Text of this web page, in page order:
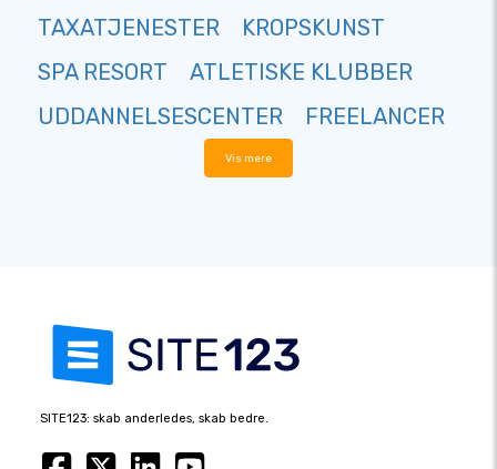
TAXATJENESTER
KROPSKUNST
SPA RESORT
ATLETISKE KLUBBER
UDDANNELSESCENTER
FREELANCER
Vis mere
SITE123: skab anderledes, skab bedre.